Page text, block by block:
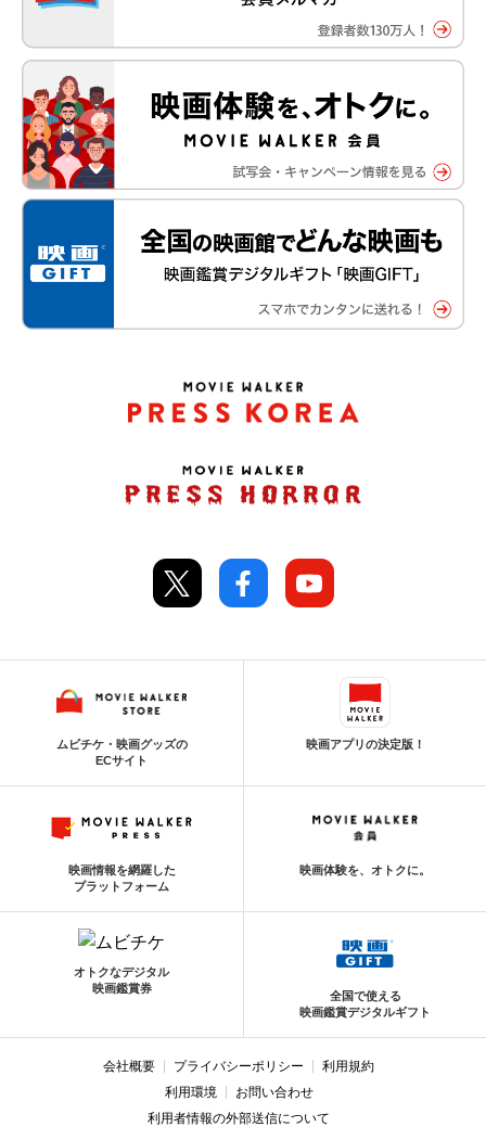
ムビチケ・映画グッズの
ECサイト
映画アプリの決定版！
映画情報を網羅した
プラットフォーム
映画体験を、オトクに。
オトクなデジタル
映画鑑賞券
全国で使える
映画鑑賞デジタルギフト
会社概要 プライバシーポリシー
利用規約
利用環境
お問い合わせ
利用者情報の外部送信について